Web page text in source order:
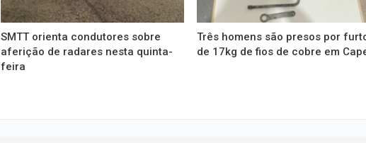
SMTT orienta condutores sobre
aferição de radares nesta quinta-
feira
Três homens são presos por
de 17kg de fios de cobre em